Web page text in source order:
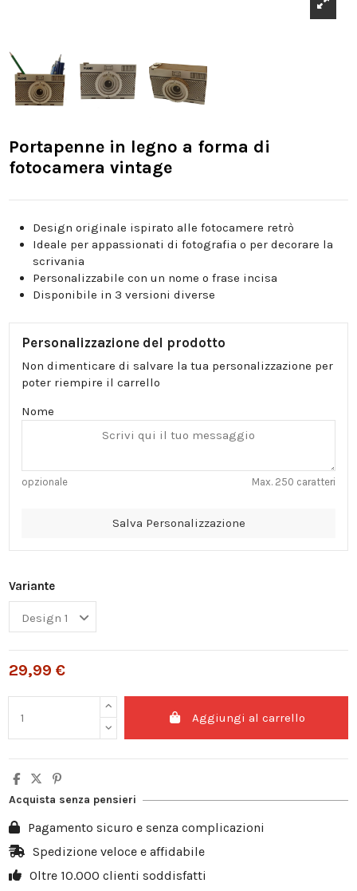
Portapenne in legno a forma di
fotocamera vintage
Design originale ispirato alle fotocamere retrò
Ideale per appassionati di fotografia o per decorare la
scrivania
Personalizzabile con un nome o frase incisa
Disponibile in 3 versioni diverse
Personalizzazione del prodotto
Non dimenticare di salvare la tua personalizzazione per
poter riempire il carrello
Nome
opzionale Max. 250 caratteri
Salva Personalizzazione
Variante
29,99 €
Aggiungi al carrello
Acquista senza pensieri
Pagamento sicuro e senza complicazioni
Spedizione veloce e affidabile
Oltre 10.000 clienti soddisfatti